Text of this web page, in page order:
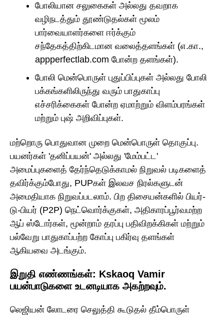
போலியான சலுகைகள் அல்லது தவறாக
வழிநடத்தும் தூண்டுதல்கள் மூலம்
பார்வையாளர்களை ஈர்க்கும்
சந்தேகத்திற்கிடமான வலைத்தளங்கள் (எ.கா.,
appperfectlab.com போன்ற தளங்கள்).
போலி மென்பொருள் புதுப்பிப்புகள் அல்லது போலி
பக்கங்களிலிருந்து வரும் பாதுகாப்பு
எச்சரிக்கைகள் போன்ற ஏமாற்றும் விளம்பரங்கள்
மற்றும் புஷ் அறிவிப்புகள்.
மற்றொரு பொதுவான முறை மென்பொருள் தொகுப்பு.
பயனர்கள் 'தனிப்பயன்' அல்லது 'மேம்பட்ட'
அமைப்புகளைத் தேர்ந்தெடுக்காமல் நிறுவல் படிகளைத்
தவிர்க்கும்போது, PUPகள் இலவச நிரல்களுடன்
அமைதியாக நிறுவப்படலாம். பிற திசையன்களில் பியர்-
டு-பியர் (P2P) நெட்வொர்க்குகள், அதிகாரப்பூர்வமற்ற
ஆப் ஸ்டோர்கள், மூன்றாம் தரப்பு பதிவிறக்கிகள் மற்றும்
பல்வேறு பாதுகாப்பற்ற கோப்பு பகிர்வு தளங்கள்
ஆகியவை அடங்கும்.
இறுதி எண்ணங்கள்: Kskaoq Vamir
பயன்பாடுகளை உடனடியாக அகற்றவும்.
லெஜியன் லோடரை செலுத்தி கூடுதல் தீம்பொருள்